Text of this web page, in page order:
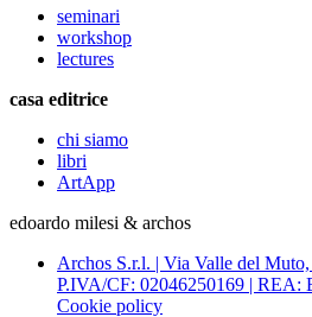
seminari
workshop
lectures
casa editrice
chi siamo
libri
ArtApp
edoardo milesi & archos
Archos S.r.l. | Via Valle del
P.IVA/CF: 02046250169 | REA:
Cookie policy